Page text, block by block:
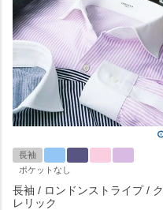
長袖
ポケットなし
長袖 / ロンドンストライプ / ク
レリック